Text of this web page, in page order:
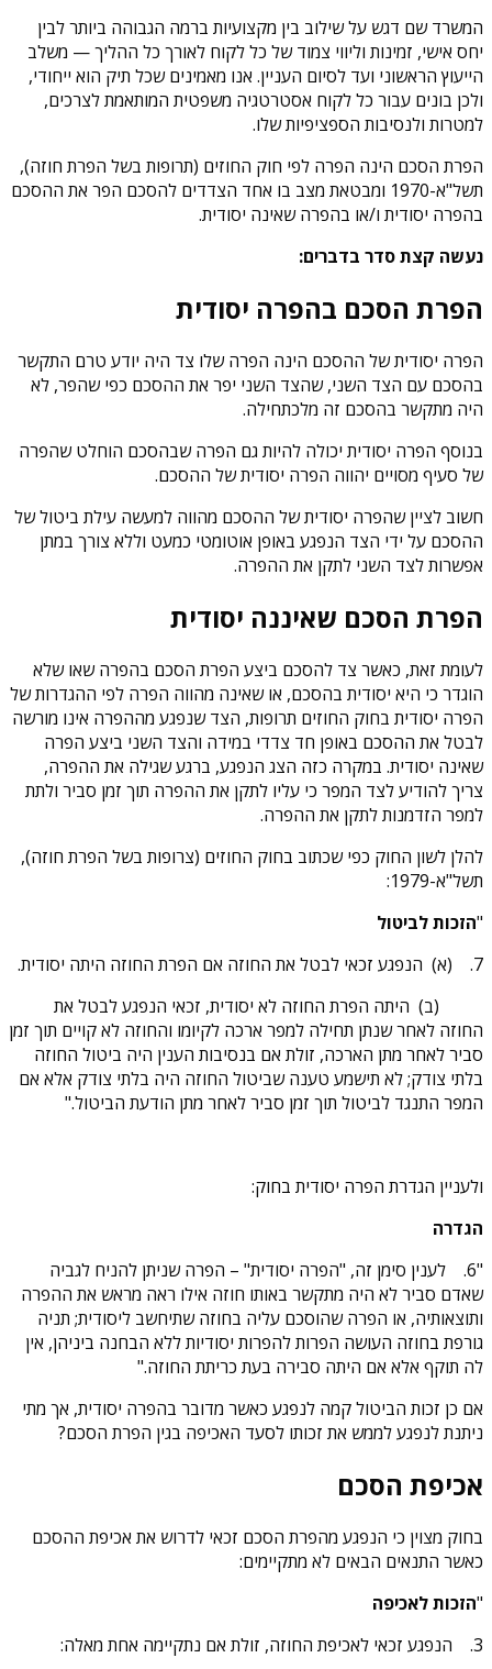
המשרד שם דגש על שילוב בין מקצועיות ברמה הגבוהה ביותר לבין
יחס אישי, זמינות וליווי צמוד של כל לקוח לאורך כל ההליך — משלב
הייעוץ הראשוני ועד לסיום העניין. אנו מאמינים שכל תיק הוא ייחודי,
ולכן בונים עבור כל לקוח אסטרטגיה משפטית המותאמת לצרכים,
למטרות ולנסיבות הספציפיות שלו.
הפרת הסכם הינה הפרה לפי חוק החוזים (תרופות בשל הפרת חוזה),
תשל"א-1970 ומבטאת מצב בו אחד הצדדים להסכם הפר את ההסכם
בהפרה יסודית ו/או בהפרה שאינה יסודית.
נעשה קצת סדר בדברים:
הפרת הסכם בהפרה יסודית
הפרה יסודית של ההסכם הינה הפרה שלו צד היה יודע טרם התקשר
בהסכם עם הצד השני, שהצד השני יפר את ההסכם כפי שהפר, לא
היה מתקשר בהסכם זה מלכתחילה.
בנוסף הפרה יסודית יכולה להיות גם הפרה שבהסכם הוחלט שהפרה
של סעיף מסויים יהווה הפרה יסודית של ההסכם.
חשוב לציין שהפרה יסודית של ההסכם מהווה למעשה עילת ביטול של
ההסכם על ידי הצד הנפגע באופן אוטומטי כמעט וללא צורך במתן
אפשרות לצד השני לתקן את ההפרה.
הפרת הסכם שאיננה יסודית
לעומת זאת, כאשר צד להסכם ביצע הפרת הסכם בהפרה שאו שלא
הוגדר כי היא יסודית בהסכם, או שאינה מהווה הפרה לפי ההגדרות של
הפרה יסודית בחוק החוזים תרופות, הצד שנפגע מההפרה אינו מורשה
לבטל את ההסכם באופן חד צדדי במידה והצד השני ביצע הפרה
שאינה יסודית. במקרה כזה הצג הנפגע, ברגע שגילה את ההפרה,
צריך להודיע לצד המפר כי עליו לתקן את ההפרה תוך זמן סביר ולתת
למפר הזדמנות לתקן את ההפרה.
להלן לשון החוק כפי שכתוב בחוק החוזים (צרופות בשל הפרת חוזה),
תשל"א-1979:
"הזכות לביטול
7.
(א) הנפגע זכאי לבטל את החוזה אם הפרת החוזה היתה יסודית.
(ב) היתה הפרת החוזה לא יסודית, זכאי הנפגע לבטל את
החוזה לאחר שנתן תחילה למפר ארכה לקיומו והחוזה לא קויים תוך זמן
סביר לאחר מתן הארכה, זולת אם בנסיבות הענין היה ביטול החוזה
בלתי צודק; לא תישמע טענה שביטול החוזה היה בלתי צודק אלא אם
המפר התנגד לביטול תוך זמן סביר לאחר מתן הודעת הביטול."
ולעניין הגדרת הפרה יסודית בחוק:
הגדרה
"6.
לענין סימן זה, "הפרה יסודית" – הפרה שניתן להניח לגביה
שאדם סביר לא היה מתקשר באותו חוזה אילו ראה מראש את ההפרה
ותוצאותיה, או הפרה שהוסכם עליה בחוזה שתיחשב ליסודית; תניה
גורפת בחוזה העושה הפרות להפרות יסודיות ללא הבחנה ביניהן, אין
לה תוקף אלא אם היתה סבירה בעת כריתת החוזה."
אם כן זכות הביטול קמה לנפגע כאשר מדובר בהפרה יסודית, אך מתי
ניתנת לנפגע לממש את זכותו לסעד האכיפה בגין הפרת הסכם?
אכיפת הסכם
בחוק מצוין כי הנפגע מהפרת הסכם זכאי לדרוש את אכיפת ההסכם
כאשר התנאים הבאים לא מתקיימים:
"הזכות לאכיפה
3.
הנפגע זכאי לאכיפת החוזה, זולת אם נתקיימה אחת מאלה: